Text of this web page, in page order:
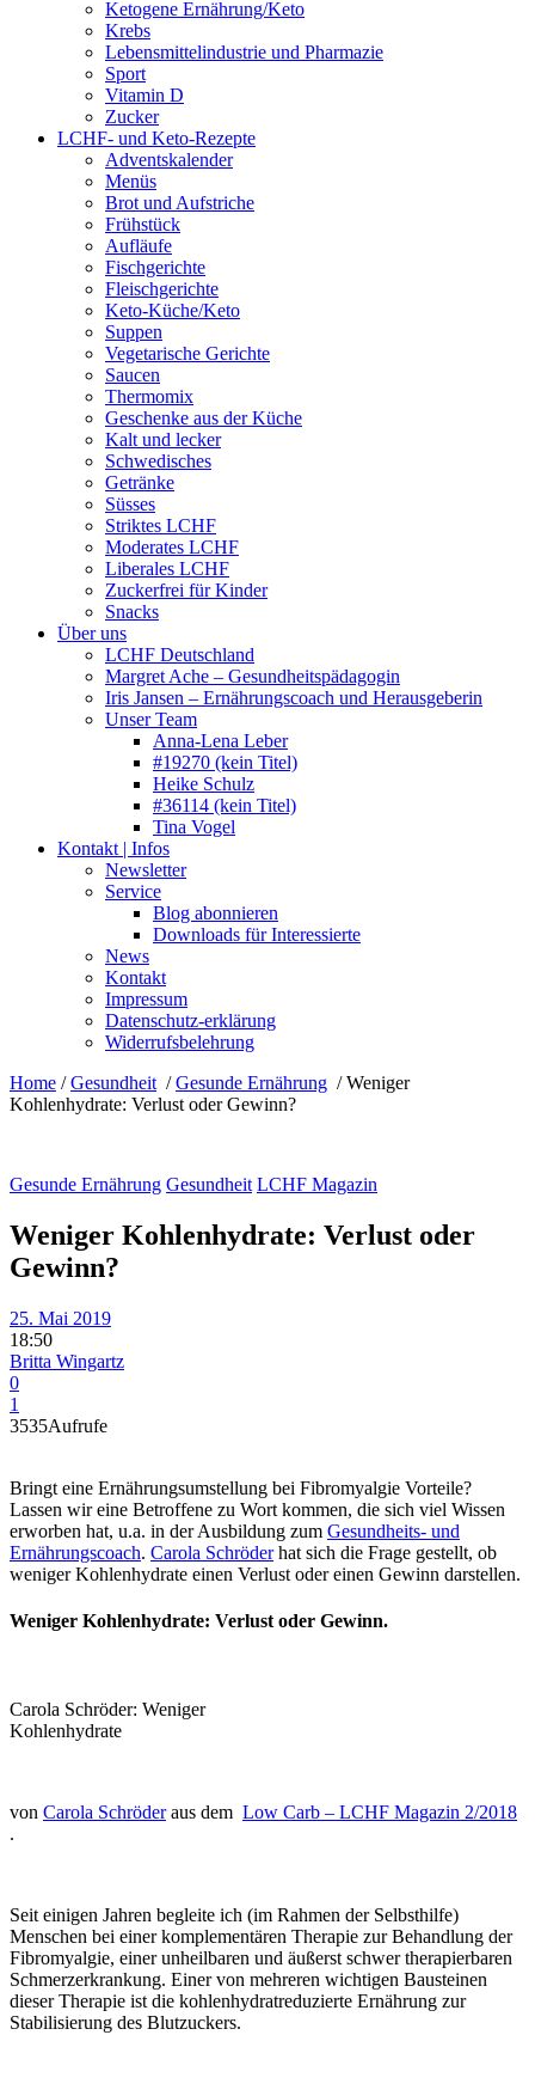
Ketogene Ernährung/Keto
Krebs
Lebensmittelindustrie und Pharmazie
Sport
Vitamin D
Zucker
LCHF- und Keto-Rezepte
Adventskalender
Menüs
Brot und Aufstriche
Frühstück
Aufläufe
Fischgerichte
Fleischgerichte
Keto-Küche/Keto
Suppen
Vegetarische Gerichte
Saucen
Thermomix
Geschenke aus der Küche
Kalt und lecker
Schwedisches
Getränke
Süsses
Striktes LCHF
Moderates LCHF
Liberales LCHF
Zuckerfrei für Kinder
Snacks
Über uns
LCHF Deutschland
Margret Ache – Gesundheitspädagogin
Iris Jansen – Ernährungscoach und Herausgeberin
Unser Team
Anna-Lena Leber
#19270 (kein Titel)
Heike Schulz
#36114 (kein Titel)
Tina Vogel
Kontakt | Infos
Newsletter
Service
Blog abonnieren
Downloads für Interessierte
News
Kontakt
Impressum
Datenschutz-erklärung
Widerrufsbelehrung
Home /Gesundheit /Gesunde Ernährung /Weniger
Kohlenhydrate: Verlust oder Gewinn?
Gesunde Ernährung Gesundheit LCHF Magazin
Weniger Kohlenhydrate: Verlust oder
Gewinn?
25. Mai 2019
18:50
Britta Wingartz
0
1
3535Aufrufe
Bringt eine Ernährungsumstellung bei Fibromyalgie Vorteile?
Lassen wir eine Betroffene zu Wort kommen, die sich viel Wissen
erworben hat, u.a. in der Ausbildung zum Gesundheits- und
Ernährungscoach. Carola Schröderhat sich die Frage gestellt, ob
weniger Kohlenhydrate einen Verlust oder einen Gewinn darstellen.
Weniger Kohlenhydrate: Verlust oder Gewinn.
Carola Schröder: Weniger
Kohlenhydrate
von Carola Schröderaus dem Low Carb – LCHF Magazin 2/2018
.
Seit einigen Jahren begleite ich (im Rahmen der Selbsthilfe)
Menschen bei einer komplementären Therapie zur Behandlung der
Fibromyalgie, einer unheilbaren und äußerst schwer therapierbaren
Schmerzerkrankung. Einer von mehreren wichtigen Bausteinen
dieser Therapie ist die kohlenhydratreduzierte Ernährung zur
Stabilisierung des Blutzuckers.